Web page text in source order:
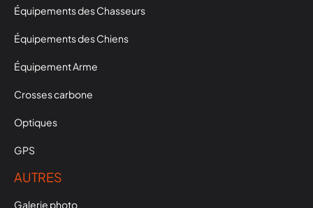
Équipements des Chasseurs
Équipements des Chiens
Équipement Arme
Crosses carbone
Optiques
GPS
AUTRES
Galerie photo